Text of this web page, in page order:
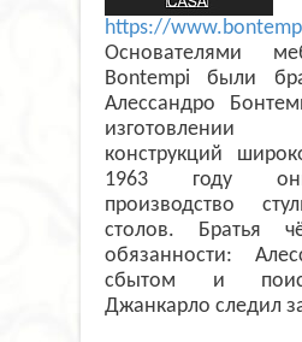
https://
Основателями
Bontempi были
Алессандро
изготовлении
конструкций
1963 году они
производство
столов. Братья
обязанности:
сбытом и
Джанкарло следил